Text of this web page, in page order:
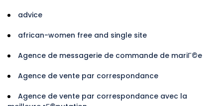
advice
african-women free and single site
Agence de messagerie de commande de mariГ©e
Agence de vente par correspondance
Agence de vente par correspondance avec la